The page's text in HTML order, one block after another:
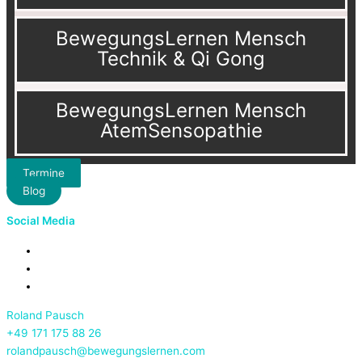
BewegungsLernen Mensch
Technik & Qi Gong
BewegungsLernen Mensch
AtemSensopathie
Termine
Blog
Social Media
Roland Pausch
+49 171 175 88 26
rolandpausch@bewegungslernen.com